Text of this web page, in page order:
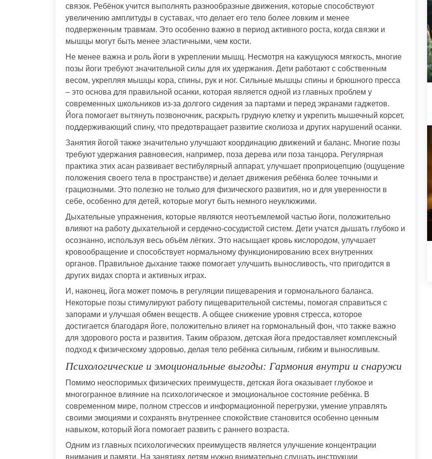
связок. Ребёнок учится выполнять разнообразные движения, которые способствуют
увеличению амплитуды в суставах, что делает его тело более ловким и менее
подверженным травмам. Это особенно важно в период активного роста, когда связки и
мышцы могут быть менее эластичными, чем кости.
Не менее важна и роль йоги в укреплении мышц. Несмотря на кажущуюся мягкость, многие
позы йоги требуют значительной силы для их удержания. Дети работают с собственным
весом, укрепляя мышцы кора, спины, рук и ног. Сильные мышцы спины и брюшного пресса
– это основа для правильной осанки, которая является одной из главных проблем у
современных школьников из-за долгого сидения за партами и перед экранами гаджетов.
Йога помогает вытянуть позвоночник, раскрыть грудную клетку и укрепить мышечный корсет,
поддерживающий спину, что предотвращает развитие сколиоза и других нарушений осанки.
Занятия йогой также значительно улучшают координацию движений и баланс. Многие позы
требуют удержания равновесия, например, поза дерева или поза танцора. Регулярная
практика этих асан развивает вестибулярный аппарат, улучшает проприоцепцию (ощущение
положения своего тела в пространстве) и делает движения ребёнка более точными и
грациозными. Это полезно не только для физического развития, но и для уверенности в
себе, особенно для детей, которые могут быть немного неуклюжими.
Дыхательные упражнения, которые являются неотъемлемой частью йоги, положительно
влияют на работу дыхательной и сердечно-сосудистой систем. Дети учатся дышать глубоко и
осознанно, используя весь объём лёгких. Это насыщает кровь кислородом, улучшает
кровообращение и способствует нормальному функционированию всех внутренних
органов. Правильное дыхание также помогает улучшить выносливость, что пригодится в
других видах спорта и активных играх.
И, наконец, йога может помочь в регуляции пищеварения и гормонального баланса.
Некоторые позы стимулируют работу пищеварительной системы, помогая справиться с
запорами и улучшая обмен веществ. А общее снижение уровня стресса, которое
достигается благодаря йоге, положительно влияет на гормональный фон, что также важно
для здорового роста и развития. Таким образом, детская йога предоставляет комплексный
подход к физическому здоровью, делая тело ребёнка сильным, гибким и выносливым.
Психологические и эмоциональные выгоды: Гармония внутри и снаружи
Помимо неоспоримых физических преимуществ, детская йога оказывает глубокое и
многогранное влияние на психологическое и эмоциональное состояние ребёнка. В
современном мире, полном стрессов и информационной перегрузки, умение управлять
своими эмоциями и сохранять внутреннее спокойствие становится особенно ценным
навыком, который йога помогает развить с раннего возраста.
Одним из главных психологических преимуществ является улучшение концентрации
внимания и памяти. На занятиях детям нужно внимательно слушать инструкции